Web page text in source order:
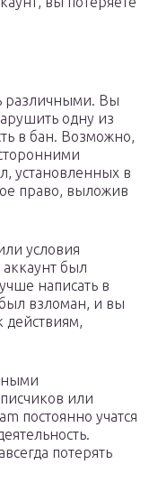
различными. Вы
одну из
в бан. Возможно,
установленных в
право, выложив
условия
аккаунт был
написать в
взломан, и вы
действиям,
или
постоянно учатся
потерять